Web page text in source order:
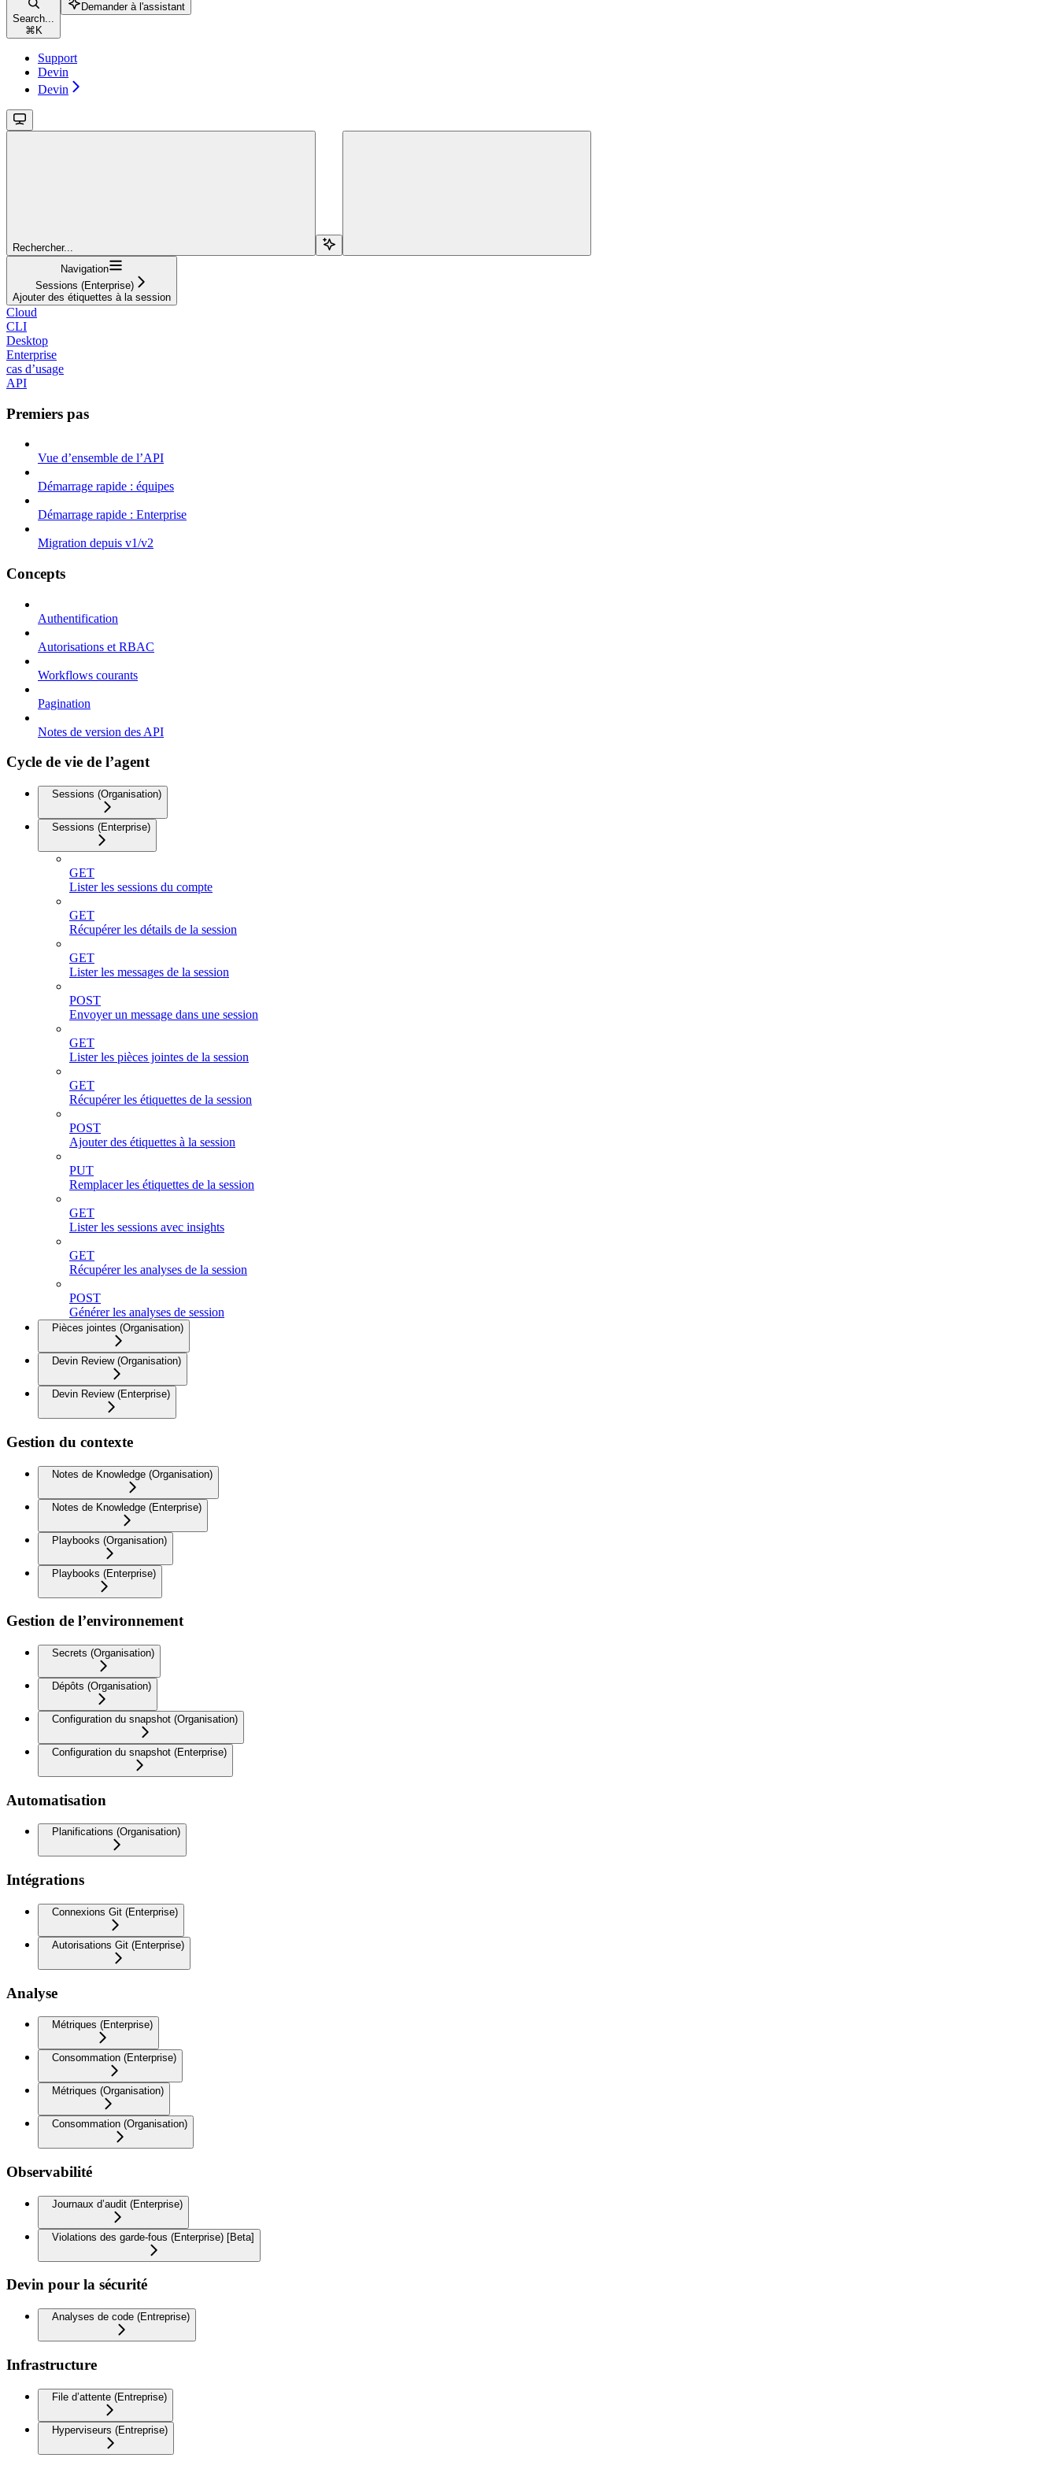
Search...
⌘ K
Demander à l'assistant
Support
Devin
Devin
Rechercher...
Navigation
Sessions (Enterprise)
Ajouter des étiquettes à la session
Cloud
CLI
Desktop
Enterprise
cas d’usage
API
Premiers pas
Vue d’ensemble de l’API
Démarrage rapide : équipes
Démarrage rapide : Enterprise
Migration depuis v1/v2
Concepts
Authentification
Autorisations et RBAC
Workflows courants
Pagination
Notes de version des API
Cycle de vie de l’agent
Sessions (Organisation)
Sessions (Enterprise)
GET
Lister les sessions du compte
GET
Récupérer les détails de la session
GET
Lister les messages de la session
POST
Envoyer un message dans une session
GET
Lister les pièces jointes de la session
GET
Récupérer les étiquettes de la session
POST
Ajouter des étiquettes à la session
PUT
Remplacer les étiquettes de la session
GET
Lister les sessions avec insights
GET
Récupérer les analyses de la session
POST
Générer les analyses de session
Pièces jointes (Organisation)
Devin Review (Organisation)
Devin Review (Enterprise)
Gestion du contexte
Notes de Knowledge (Organisation)
Notes de Knowledge (Enterprise)
Playbooks (Organisation)
Playbooks (Enterprise)
Gestion de l’environnement
Secrets (Organisation)
Dépôts (Organisation)
Configuration du snapshot (Organisation)
Configuration du snapshot (Enterprise)
Automatisation
Planifications (Organisation)
Intégrations
Connexions Git (Enterprise)
Autorisations Git (Enterprise)
Analyse
Métriques (Enterprise)
Consommation (Enterprise)
Métriques (Organisation)
Consommation (Organisation)
Observabilité
Journaux d’audit (Enterprise)
Violations des garde-fous (Enterprise) [Beta]
Devin pour la sécurité
Analyses de code (Entreprise)
Infrastructure
File d’attente (Entreprise)
Hyperviseurs (Entreprise)